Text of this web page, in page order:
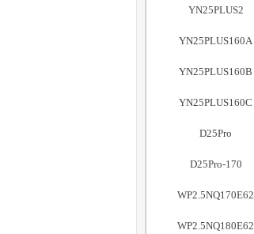
YN25PLUS2
YN25PLUS160A
YN25PLUS160B
YN25PLUS160C
D25Pro
D25Pro-170
WP2.5NQ170E62
WP2.5NQ180E62